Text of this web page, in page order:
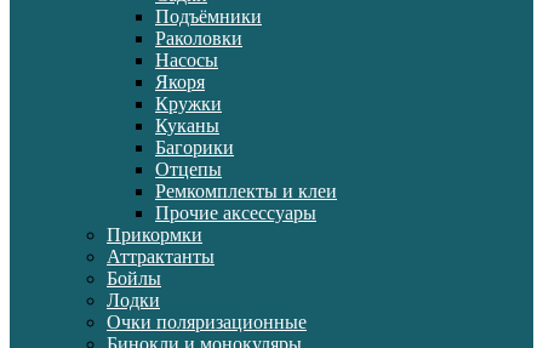
Подъёмники
Раколовки
Насосы
Якоря
Кружки
Куканы
Багорики
Отцепы
Ремкомплекты и клеи
Прочие аксессуары
Прикормки
Аттрактанты
Бойлы
Лодки
Очки поляризационные
Бинокли и монокуляры